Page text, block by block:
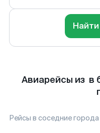
Авиарейсы из в
Рейсы в соседние города